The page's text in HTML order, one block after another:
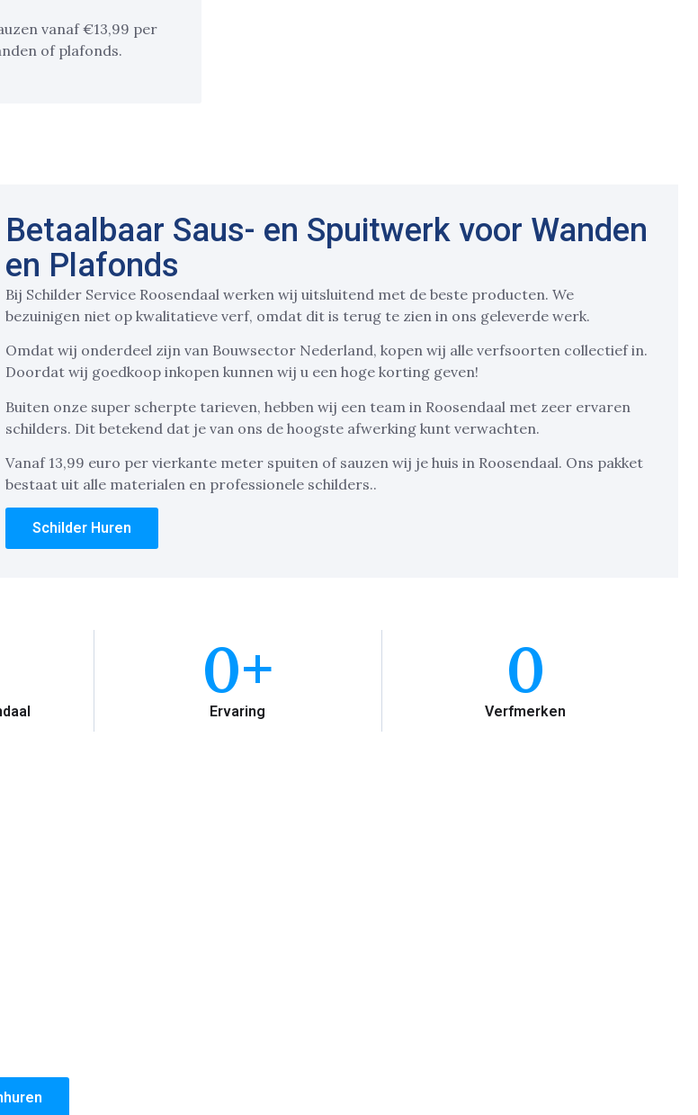
vanaf €13,99 per
of plafonds.
Betaalbaar Saus- en Spuitwerk voor Wanden
en Plafonds
Bij Schilder Service Roosendaal werken wij uitsluitend met de beste producten. We
bezuinigen niet op kwalitatieve verf, omdat dit is terug te zien in ons geleverde werk.
Omdat wij onderdeel zijn van Bouwsector Nederland, kopen wij alle verfsoorten collectief in.
Doordat wij goedkoop inkopen kunnen wij u een hoge korting geven!
Buiten onze super scherpte tarieven, hebben wij een team in Roosendaal met zeer ervaren
schilders. Dit betekend dat je van ons de hoogste afwerking kunt verwachten.
Vanaf 13,99 euro per vierkante meter spuiten of sauzen wij je huis in Roosendaal. Ons pakket
bestaat uit alle materialen en professionele schilders..
Schilder Huren
Ervaring
0+
Verfmerken
0